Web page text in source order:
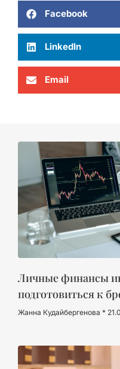
Facebook
LinkedIn
Email
Личные финансы
подготовиться к
Жанна Кудайбергенова